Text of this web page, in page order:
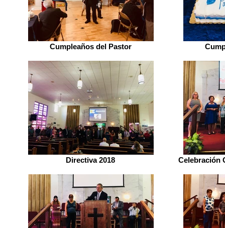
Cumpleaños del Pastor
Directiva 2018 Celebración